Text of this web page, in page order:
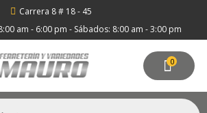
 Carrera 8 # 18 - 45
am - 6:00 pm - Sábados: 8:00 am - 3:00 pm
0